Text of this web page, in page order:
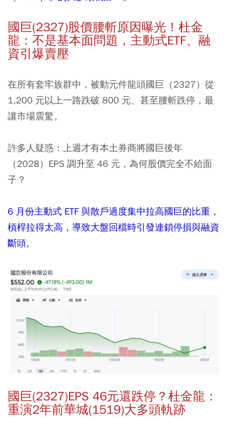
國巨(2327)股價腰斬原因曝光！杜金
龍：不是基本面問題，主動式ETF、融
資引爆賣壓
在所有套牢族群中，被動元件龍頭國巨（2327）從
1,200 元以上一路跌破 800 元、甚至腰斬跌停，最
讓市場震驚。
許多人疑惑：上週才有本土券商將國巨後年
（2028）EPS 調升至 46 元，為何股價完全不給面
子？
6 月份主動式 ETF 與散戶過度集中拉高國巨的比重，
槓桿拉得太高，導致大盤回檔時引發連鎖停損與融資
斷頭。
國巨(2327)EPS 46元還跌停？杜金龍：
重演2年前華城(1519)大多頭軌跡